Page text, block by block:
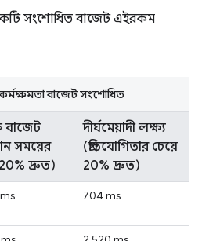
সংশোধিত বাজেট এইরকম
বাজেট
সময়ের
দ্রুত)
দীর্ঘমেয়াদী লক্ষ্য
(প্রতিযোগিতার চেয়ে
20% দ্রুত)
704 ms
বাজেট সংশোধিত